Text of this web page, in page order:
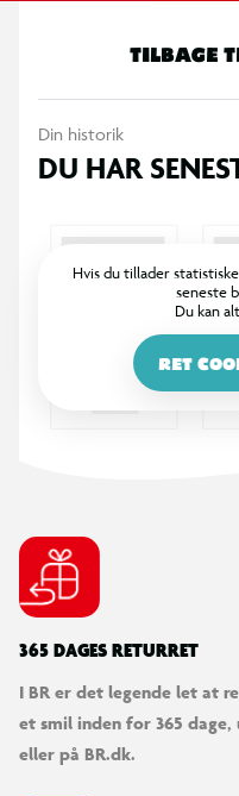
8 x ark med klistermærker
6 x LR41-batterier
TILBAGE
Din historik
DU HAR
Hvis du tillader
seneste
Du kan
RET
365 DAGES RETURRET
I BR er det legende let at
et smil inden for 365
eller på BR.dk.